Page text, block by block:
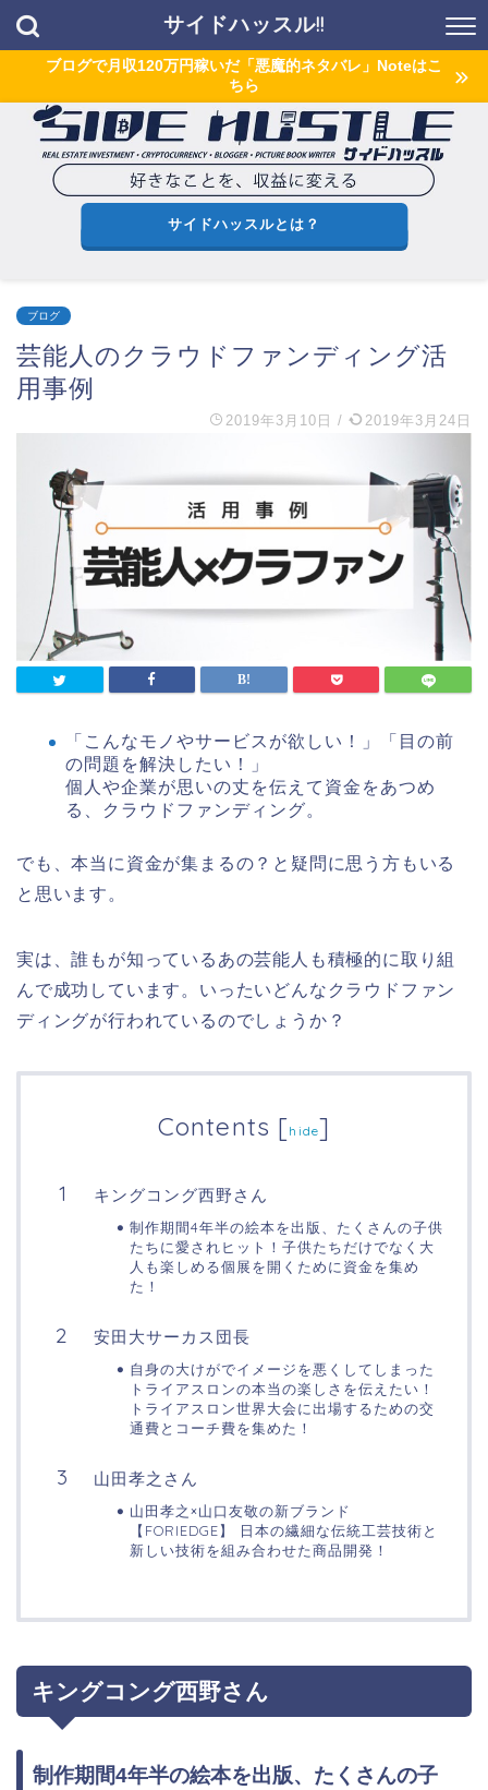
サイドハッスル!!
ブログで月収120万円稼いだ「悪魔的ネタバレ」Noteはこ
ちら
サイドハッスルとは？
ブログ
芸能人のクラウドファンディング活
用事例
2019年3月10日 / 2019年3月24日
「こんなモノやサービスが欲しい！」「目の前
の問題を解決したい！」
個人や企業が思いの丈を伝えて資金をあつめ
る、クラウドファンディング。
でも、本当に資金が集まるの？と疑問に思う方もいる
と思います。
実は、誰もが知っているあの芸能人も積極的に取り組
んで成功しています。いったいどんなクラウドファン
ディングが行われているのでしょうか？
Contents [hide]
キングコング西野さん
制作期間4年半の絵本を出版、たくさんの子供
たちに愛されヒット！子供たちだけでなく大
人も楽しめる個展を開くために資金を集め
た！
安田大サーカス団長
自身の大けがでイメージを悪くしてしまった
トライアスロンの本当の楽しさを伝えたい！
トライアスロン世界大会に出場するための交
通費とコーチ費を集めた！
山田孝之さん
山田孝之×山口友敬の新ブランド
【FORIEDGE】 日本の繊細な伝統工芸技術と
新しい技術を組み合わせた商品開発！
キングコング西野さん
制作期間4年半の絵本を出版、たくさんの子